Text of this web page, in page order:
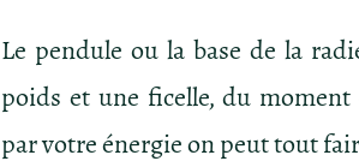
Le pendule ou la base de la
poids et une ficelle, du moment
par votre énergie on peut tout